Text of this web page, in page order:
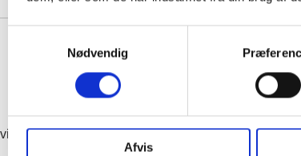
Nødvendig
Afvis
ca
17%
!TILBUD Dansk Hakket
oksekød 16-20%